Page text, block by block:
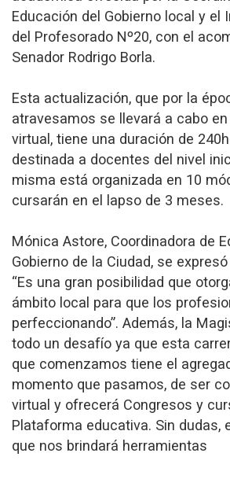
Educación del Gobierno local y el
del Profesorado Nº20, con el
Senador Rodrigo Borla.
Esta actualización, que por la
atravesamos se llevará a cabo
virtual, tiene una duración de
destinada a docentes del nivel
misma está organizada en 10
cursarán en el lapso de 3 meses.
Mónica Astore, Coordinadora de
Gobierno de la Ciudad, se
“Es una gran posibilidad que
ámbito local para que los
perfeccionando”. Además, la
todo un desafío ya que esta
que comenzamos tiene el
momento que pasamos, de ser
virtual y ofrecerá Congresos y
Plataforma educativa. Sin dudas,
que nos brindará herramientas